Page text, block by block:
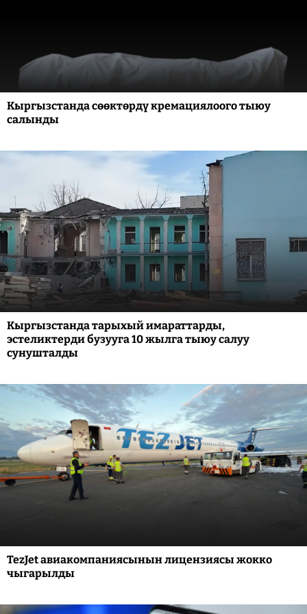
Кыргызстанда сөөктөрдү кремациялоого тыюу
салынды
Кыргызстанда тарыхый имараттарды,
эстеликтерди бузууга 10 жылга тыюу салуу
сунушталды
TezJet авиакомпаниясынын лицензиясы жокко
чыгарылды